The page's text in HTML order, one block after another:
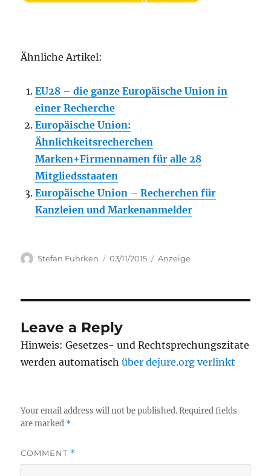
Ähnliche Artikel:
EU28 – die ganze Europäische Union in
einer Recherche
Europäische Union:
Ähnlichkeitsrecherchen
Marken+Firmennamen für alle 28
Mitgliedsstaaten
Europäische Union – Recherchen für
Kanzleien und Markenanmelder
Author
Stefan Fuhrken
Posted
03/11/2015 Categories
Anzeige
Leave a Reply
Hinweis: Gesetzes- und Rechtsprechungszitate
werden automatischüber dejure.org verlinkt
Your email address will not be published. Required fields
are marked *
COMMENT *